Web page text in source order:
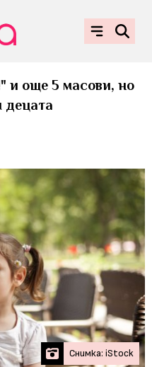
и още 5 масови, но
децата
Снимка: iStock